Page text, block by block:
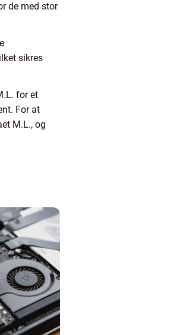
de med stor
sikres
for et
For at
M.L., og